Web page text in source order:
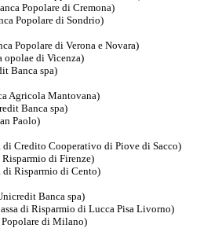
Popolare di Cremona)
Popolare di Sondrio)
Popolare di Verona e Novara)
opolae di Vicenza)
Banca spa)
Agricola Mantovana)
Banca spa)
Paolo)
di Credito Cooperativo di Piove di Sacco)
Risparmio di Firenze)
di Risparmio di Cento)
Banca spa)
di Risparmio di Lucca Pisa Livorno)
di Milano)